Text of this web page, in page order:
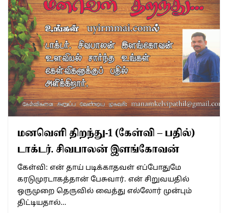
மனவெளி திறந்து-1 (கேள்வி – பதில்)
டாக்டர். சிவபாலன் இளங்கோவன்
கேள்வி: என் தாய் படிக்காதவள் எப்போதுமே
கரடுமுரடாகத்தான் பேசுவார். என் சிறுவயதில்
ஒருமுறை தெருவில் வைத்து எல்லோர் முன்பும்
திட்டியதால்…